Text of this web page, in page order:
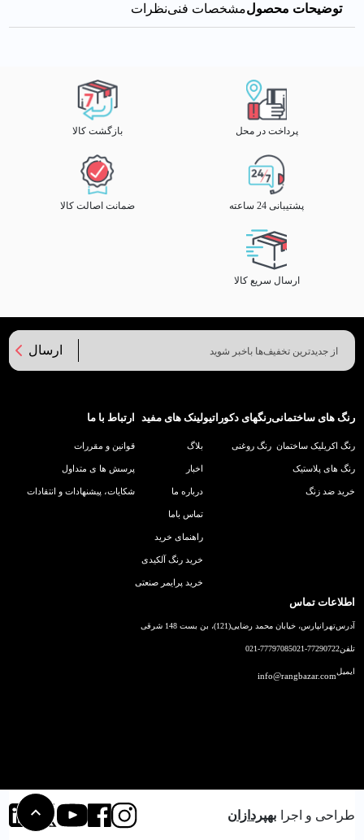
توضیحات محصولمشخصات فنینظرات
پرداخت در محل بازگشت کالا
پشتیبانی 24 ساعته ضمانت اصالت کالا
ارسال سریع کالا
ارسال
رنگ های ساختمانی
رنگ اکریلیک ساختمان
رنگ های پلاستیک
خرید ضد زنگ
رنگهای دکوراتیو
رنگ روغنی
لینک های مفید
بلاگ
اخبار
درباره ما
تماس باما
راهنمای خرید
خرید رنگ آلکیدی
خرید پرایمر صنعتی
ارتباط با ما
قوانین و مقررات
پرسش ها ی متداول
شکایات، پیشنهادات و انتقادات
اطلاعات تماس
آدرستهرانپارس، خیابان محمد رضایی(121)، بن بست 148 شرقی
تلفن021-77290722
021-77797085
ایمیلinfo@rangbazar.com
طراحی و اجرا بهپردازان